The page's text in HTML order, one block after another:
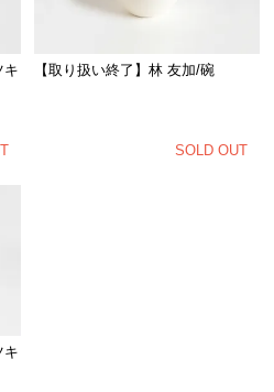
キ
【取り扱い終了】林 友加/碗
SOLD OUT
キ